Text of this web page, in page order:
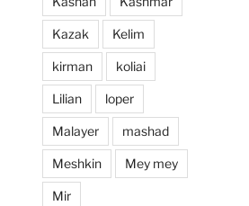
prijzen. Al met al
een zeer positieve
ervaring en zou
deze zaak aan
iedereen aan
willen raden.
Kazak Kelim
kirman koliai
Lilian loper
Malayer mashad
Meshkin Mey mey
Mir